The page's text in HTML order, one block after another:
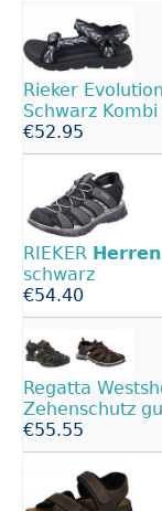
Rieker Evolution
Schwarz
€52.95
RIEKER Herren
schwarz
€54.40
Regatta
Zehenschutz
€55.55